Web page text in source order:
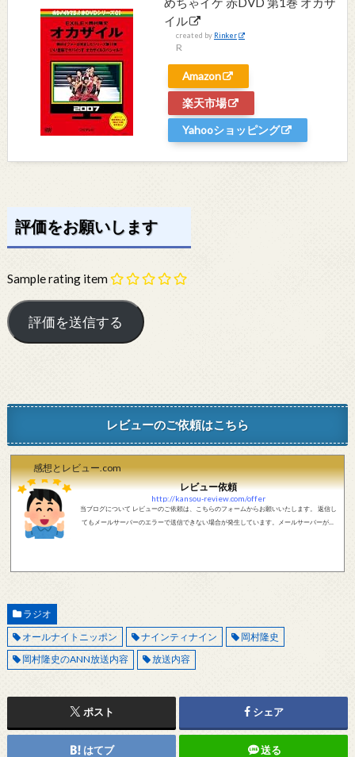
イル
created by Rinker
R
Amazon
楽天市場
Yahooショッピング
評価をお願いします
Sample rating item
レビューのご依頼はこちら
感想とレビュー.com
レビュー依頼
http://kansou-review.com/offer
当ブログについて レビューのご依頼は、こちらのフォームからお願いいたします。 返信し
てもメールサーバーのエラーで送信できない場合が発生しています。メールサーバーが正
ラジオ
オールナイトニッポン
ナインティナイン
岡村隆史
岡村隆史のANN放送内容
放送内容
ポスト シェア
はてブ 送る